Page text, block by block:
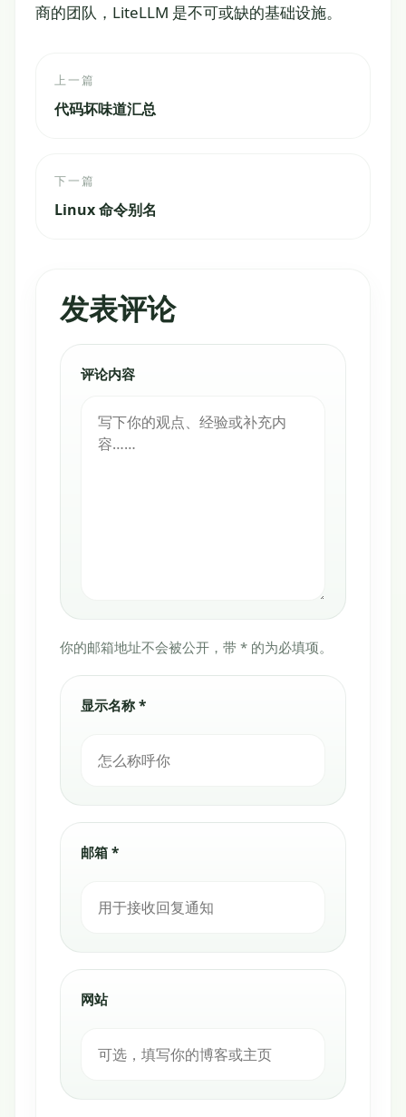
商的团队，LiteLLM 是不可或缺的基础设施。
上一篇
代码坏味道汇总
下一篇
Linux 命令别名
发表评论
你的邮箱地址不会被公开，带 * 的为必填项。
评论内容
显示名称 *
邮箱 *
网站